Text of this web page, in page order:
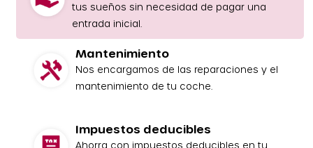
tus sueños sin necesidad de pagar una
entrada inicial.
Mantenimiento
Nos encargamos de las reparaciones y el
mantenimiento de tu coche.
Impuestos deducibles
Ahorra con impuestos deducibles en tu